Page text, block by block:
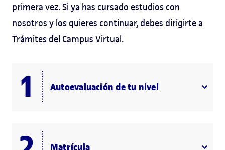
primera vez. Si ya has cursado estudios con
nosotros y los quieres continuar, debes dirigirte a
Trámites del Campus Virtual.
Autoevaluación de tu nivel